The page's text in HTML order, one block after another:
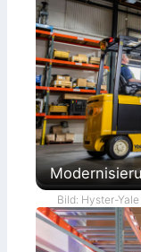
Bild: Hyster-